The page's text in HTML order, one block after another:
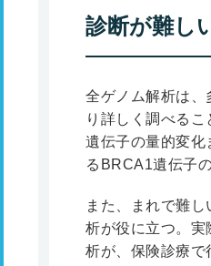
診断が難し
全ゲノム解析は、
り詳しく調べる
遺伝子の量的変化
るBRCA1遺伝子
また、まれで難
析が役に立つ。実
析が、保険診療で